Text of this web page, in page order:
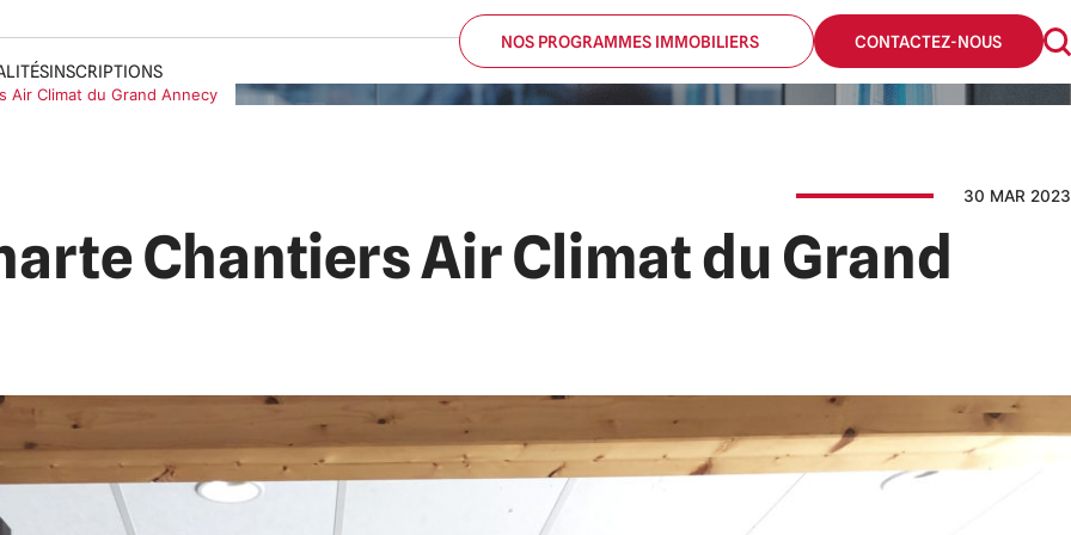
INSCRIPTIONS
Air Climat du Grand Annecy
30 MAR 2023
Chantiers Air Climat du Grand